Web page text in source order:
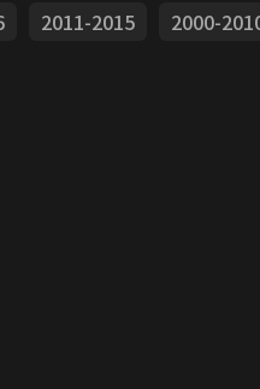
2011-2015
2000-